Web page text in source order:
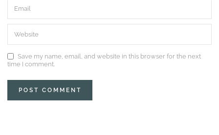
Save my name, email, and website in this browser for the next
time I comment.